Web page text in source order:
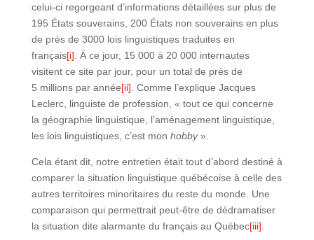
celui-ci regorgeant d’informations détaillées sur plus de
195 États souverains, 200 États non souverains en plus
de près de 3000 lois linguistiques traduites en
français[i]. À ce jour, 15 000 à 20 000 internautes
visitent ce site par jour, pour un total de près de
5 millions par année[ii]. Comme l’explique Jacques
Leclerc, linguiste de profession, « tout ce qui concerne
la géographie linguistique, l’aménagement linguistique,
les lois linguistiques, c’est mon hobby».
Cela étant dit, notre entretien était tout d’abord destiné à
comparer la situation linguistique québécoise à celle des
autres territoires minoritaires du reste du monde. Une
comparaison qui permettrait peut-être de dédramatiser
la situation dite alarmante du français au Québec[iii].